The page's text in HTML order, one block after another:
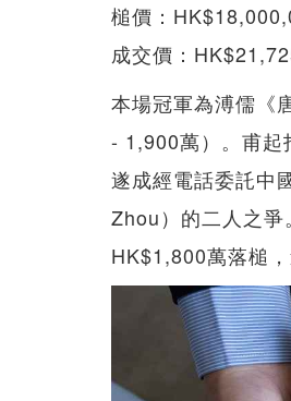
槌價：
成交價：
本場冠軍為溥儒《
- 1,900萬）。甫起
遂成經電話委託中
Zhou）的二人之
HK$1,800萬落槌